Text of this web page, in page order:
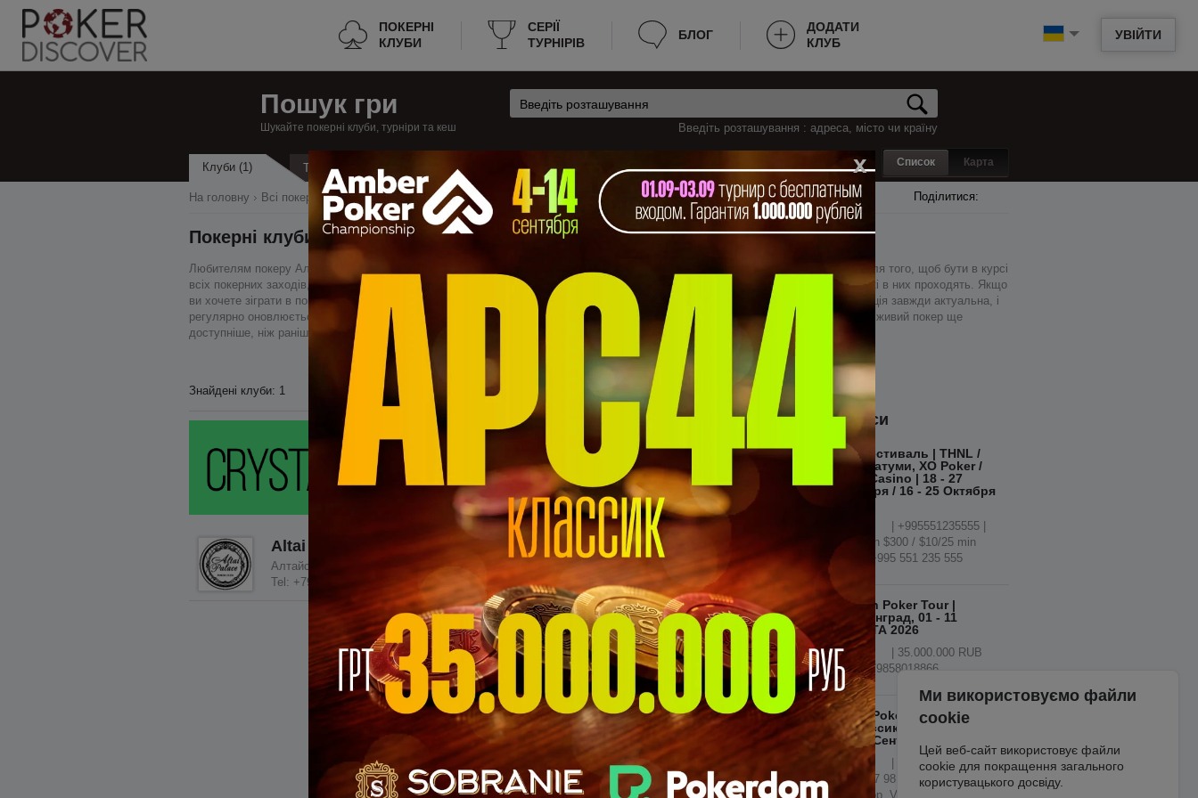
УВІЙТИ
ПОКЕРНІ
КЛУБИ
CЕРІЇ
ТУРНІРІВ
БЛОГ
ДОДАТИ
КЛУБ
Пошук гри
Шукайте покерні клуби, турніри та кеш Введіть розташування : адреса, місто чи країну
Клуби (1) Турніри Список Карта
x
Поділитися:
На головну Всі покерні клуби Росія Алтайський край
Покерні клуби в Алтайському краї
Любителям покеру Алтайського краю наш ресурс буде корисний тим, що вся необхідна інформація зібрана в одному місці. Для того, щоб бути в курсі
всіх покерних заходів, ми ведемо список всіх діючих покерних клубів та румів Алтайського краю, а також перелік всіх ігор, які в них проходять. Якщо
ви хочете зіграти в покер в Алтайському краї, наш сайт вам допоможе без зайвих витрат часу знайти місце для гри. Інформація завжди актуальна, і
регулярно оновлюється, тому якщо якийсь вид гри скасують, або клуб закриється, ви про це зможете зразу дізнатися. Тепер живий покер ще
доступніше, ніж раніше – вся інформація є на нашому сайті, і надана в зручному вигляді.
Знайдені клуби: 1
Altai Palace Poker Club
Алтайский край, игорная зона Сибирская Монета, Россия
Tel: +79858018866
Анонси
Кэш Фестиваль | THNL /
PLO | Батуми, XO Poker /
Otium Casino | 18 - 27
Сентября / 16 - 25 Октября
| +995551235555 |
$5/10 min $300 / $10/25 min
$1000 | +995 551 235 555
Russian Poker Tour |
Калининград, 01 - 11
АВГУСТА 2026
| 35.000.000 RUB
GTD | +79858018866
Amber Poker Championship-
44 Классик | Калининград,
04 - 14 Сентября 2026
| GTD 35 000 000
RUB | + 7 981 461 90 90 /
WhatsApp, Viber, Telegram
Ми використовуємо файли
cookie
Цей веб-сайт використовує файли
cookie для покращення загального
користувацького досвіду.